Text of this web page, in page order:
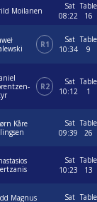
Moilanen
Sat
08:22
Table
16
R1
Sat
10:34
Table
9
R2
Sat
10:12
Table
1
Kåre
Sat
09:39
Table
26
Sat
10:23
Table
13
Magnus
Sat Table